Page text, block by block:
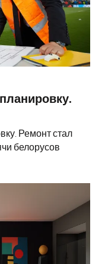
Ремонт стал
белорусов